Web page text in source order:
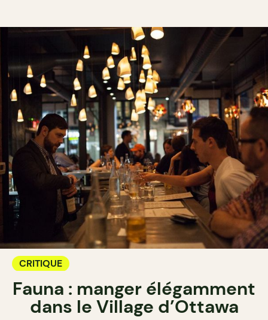
CRITIQUE
Fauna : manger élégamment
dans le Village d’Ottawa